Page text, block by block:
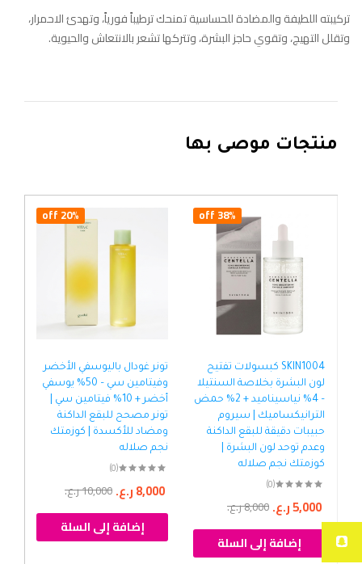
تركيبته اللطيفة والمضادة للحساسية تمنحك ترطيباً فورياً، وتهدئ الاحمرار،
وتقلل التهيج، وتقوي حاجز البشرة، وتتركها تشعر بالانتعاش والحيوية.
منتجات موصى بها
38% off
SKIN1004 كبسولات تفتيح
لون البشرة بخلاصة السنتيلا
– 4% نياسيناميد + 2% حمض
الترانيكساميك | سيروم
حبيبات دقيقة للبقع الداكنة
وعدم توحد لون البشرة |
كوزمتك نجم صلاله
(0)
8,000ر.ع. 5,000ر.ع.
إضافة إلى السلة
20% off
تونر غودال باليوسفي الأخضر
وفيتامين سي – 50% يوسفي
أخضر + 10% فيتامين سي |
تونر مصحح للبقع الداكنة
ومضاد للأكسدة | كوزمتك
نجم صلاله
(0)
10,000ر.ع. 8,000ر.ع.
إضافة إلى السلة